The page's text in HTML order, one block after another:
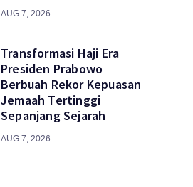
AUG 7, 2026
Transformasi Haji Era
Presiden Prabowo
Berbuah Rekor Kepuasan
Jemaah Tertinggi
Sepanjang Sejarah
AUG 7, 2026